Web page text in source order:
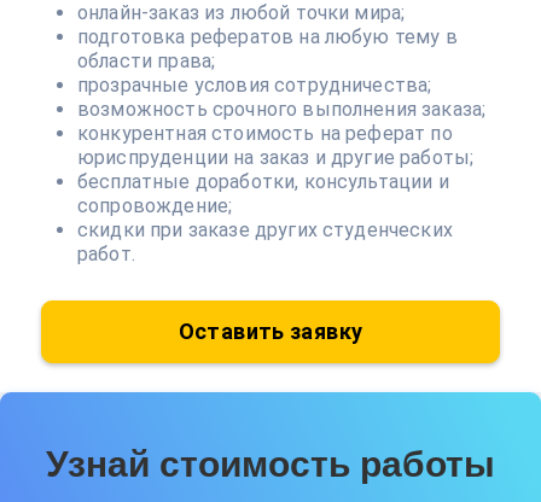
онлайн-заказ из любой точки мира;
подготовка рефератов на любую тему в
области права;
прозрачные условия сотрудничества;
возможность срочного выполнения заказа;
конкурентная стоимость на реферат по
юриспруденции на заказ и другие работы;
бесплатные доработки, консультации и
сопровождение;
скидки при заказе других студенческих
работ.
Оставить заявку
Узнай стоимость работы